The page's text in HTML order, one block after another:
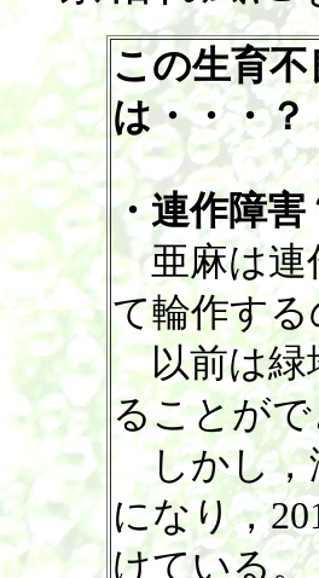
この生育
は・・・？
・連作障害
亜麻は連
て輪作す
以前は緑
ることがで
しかし，
になり，
けている。